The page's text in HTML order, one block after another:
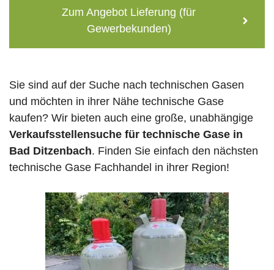
Zum Angebot Lieferung (für
Gewerbekunden)
Sie sind auf der Suche nach technischen Gasen
und möchten in ihrer Nähe technische Gase
kaufen? Wir bieten auch eine große, unabhängige
Verkaufsstellensuche für technische Gase in
Bad Ditzenbach. Finden Sie einfach den nächsten
technische Gase Fachhandel in ihrer Region!